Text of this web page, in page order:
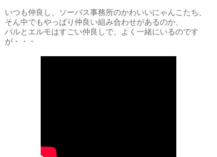
いつも仲良し、ソーバス事務所のかわいいにゃんこたち、
そん中でもやっぱり仲良い組み合わせがあるのか、
パルとエルモはすごい仲良しで、よく一緒にいるのです
が・・・